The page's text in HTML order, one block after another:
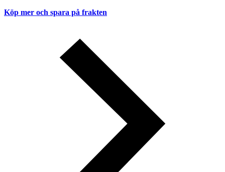
Köp mer och spara på frakten